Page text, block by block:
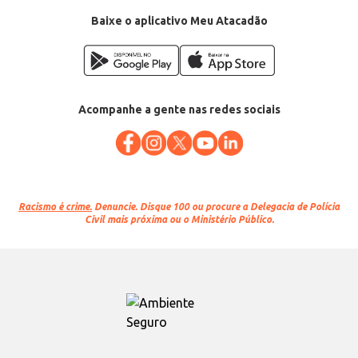
Baixe o aplicativo Meu Atacadão
Acompanhe a gente nas redes sociais
Racismo é crime. Denuncie. Disque 100 ou procure a Delegacia de Polícia
Civil mais próxima ou o Ministério Público.